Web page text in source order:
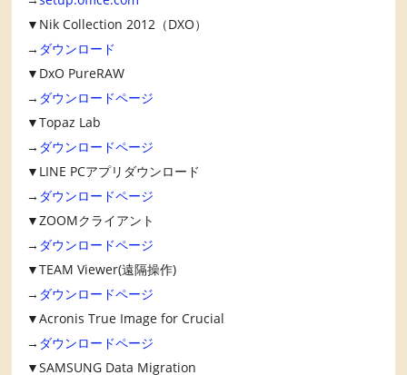
▼Nik Collection 2012（DXO）
→ ダウンロード
▼DxO PureRAW
→ ダウンロードページ
▼Topaz Lab
→ ダウンロードページ
▼LINE PCアプリダウンロード
→ ダウンロードページ
▼ZOOMクライアント
→ ダウンロードページ
▼TEAM Viewer(遠隔操作)
→ ダウンロードページ
▼Acronis True Image for Crucial
→ ダウンロードページ
▼SAMSUNG Data Migration